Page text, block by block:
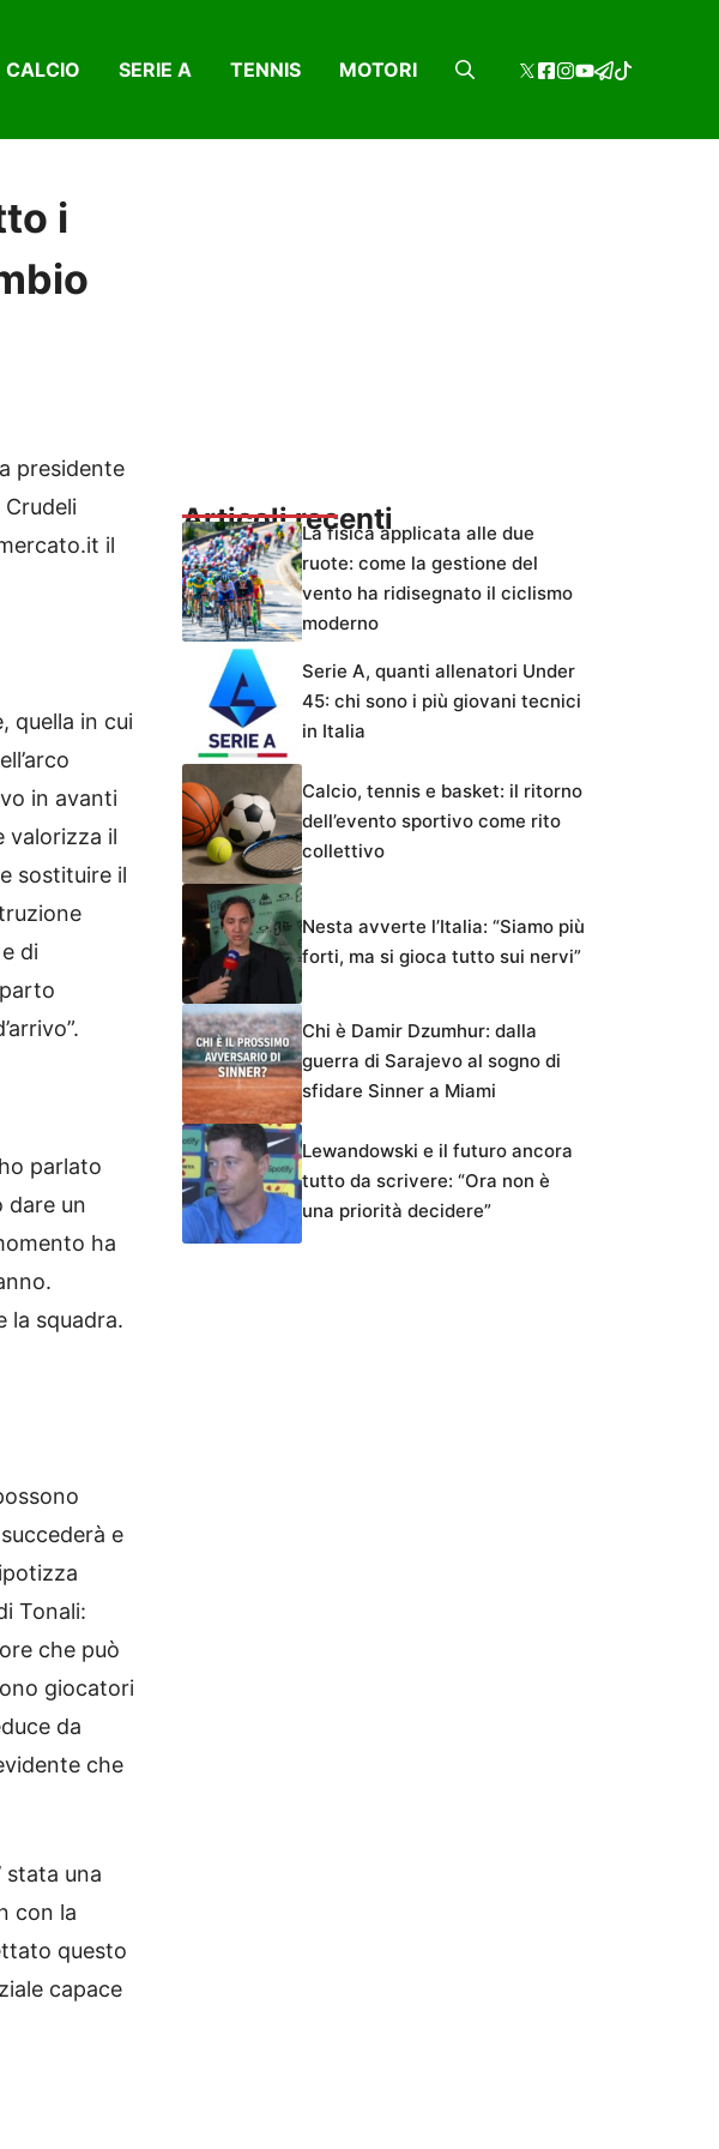
CALCIO SERIE A TENNIS MOTORI
i
presidente
il
quella in cui
in avanti
valorizza il
sostituire il
di
parlato
dare un
ha
la squadra.
e
Tonali:
che può
giocatori
da
che
stata una
con la
questo
capace
Articoli recentiLa fisica applicata alle due
ruote: come la gestione del
vento ha ridisegnato il ciclismo
moderno
Serie A, quanti allenatori Under
45: chi sono i più giovani tecnici
in Italia
Calcio, tennis e basket: il ritorno
dell’evento sportivo come rito
collettivo
Nesta avverte l’Italia: “Siamo più
forti, ma si gioca tutto sui nervi”
Chi è Damir Dzumhur: dalla
guerra di Sarajevo al sogno di
sfidare Sinner a Miami
Lewandowski e il futuro ancora
tutto da scrivere: “Ora non è
una priorità decidere”